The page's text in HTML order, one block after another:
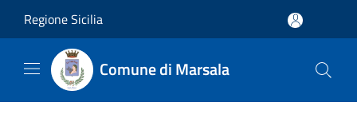
Regione Sicilia
Comune di Marsala